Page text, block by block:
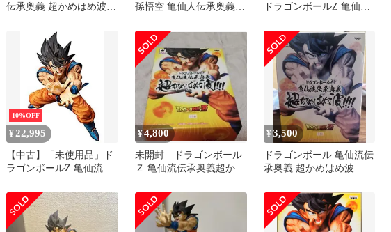
伝承奥義 超かめはめ波
孫悟空 亀仙人伝承奥義
ドラゴンボールZ 亀仙流
波！！！！ 孫悟空 アニ
メ フィギュア グッズ プ
ライズ バンプレスト
dwos6rj
10%OFF
¥ 22,995
【中古】「未使用品」ド
ラゴンボールZ 亀仙流伝
波！！！！ 孫悟空 アニ
メ フィギュア グッズ プ
ライズ バンプレスト
¥4,800
未開封 ドラゴンボール
Ｚ 亀仙流伝承奥義超かめ
技
¥3,500
ドラゴンボール 亀仙流伝
承奥義 超かめはめ波 孫